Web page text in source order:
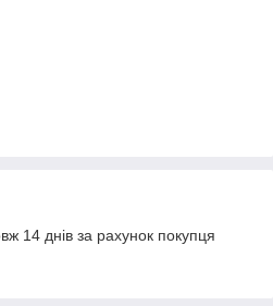
14 днів за рахунок покупця